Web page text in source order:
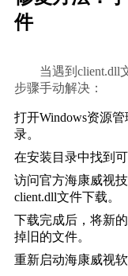
件
步骤手动解决：
打开Windows资源
录。
在安装目录中找到
访问官方海康威视
client.dll文件下载。
下载完成后，将新
掉旧的文件。
重新启动海康威视